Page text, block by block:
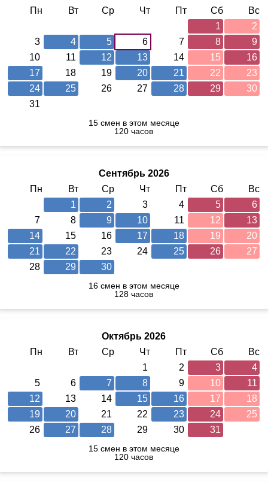
Пн
Вт Ср Чт Пт Сб
Вс
1
2
3
4 5 6 7 8
9
10
11 12 13 14 15
16
17
18 19 20 21 22
23
24
25 26 27 28 29
30
31
15 смен в этом месяце
120 часов
Сентябрь 2026
Пн
Вт Ср Чт Пт Сб
Вс
1
2 3 4 5
6
7
8 9 10 11 12
13
14
15 16 17 18 19
20
21
22 23 24 25 26
27
28
29 30
16 смен в этом месяце
128 часов
Октябрь 2026
Пн
Вт Ср Чт Пт Сб
Вс
1
2 3
4
5
6 7 8 9 10
11
12
13 14 15 16 17
18
19
20 21 22 23 24
25
26
27 28 29 30 31
15 смен в этом месяце
120 часов